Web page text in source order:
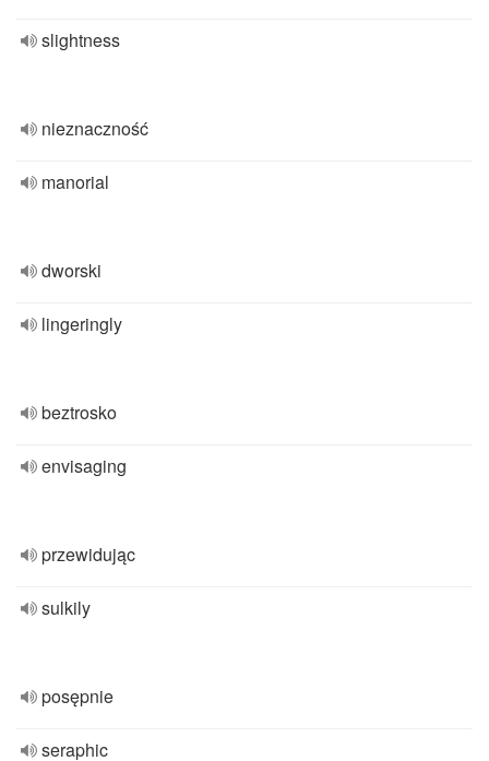
slightness
nieznaczność
manorial
dworski
lingeringly
beztrosko
envisaging
przewidując
sulkily
posępnie
seraphic